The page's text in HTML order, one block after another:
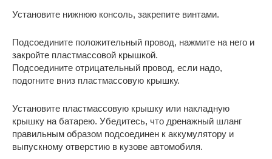
Установите нижнюю консоль, закрепите винтами.
Подсоедините положительный провод, нажмите на него и
закройте пластмассовой крышкой.
Подсоедините отрицательный провод, если надо,
подогните вниз пластмассовую крышку.
Установите пластмассовую крышку или накладную
крышку на батарею. Убедитесь, что дренажный шланг
правильным образом подсоединен к аккумулятору и
выпускному отверстию в кузове автомобиля.